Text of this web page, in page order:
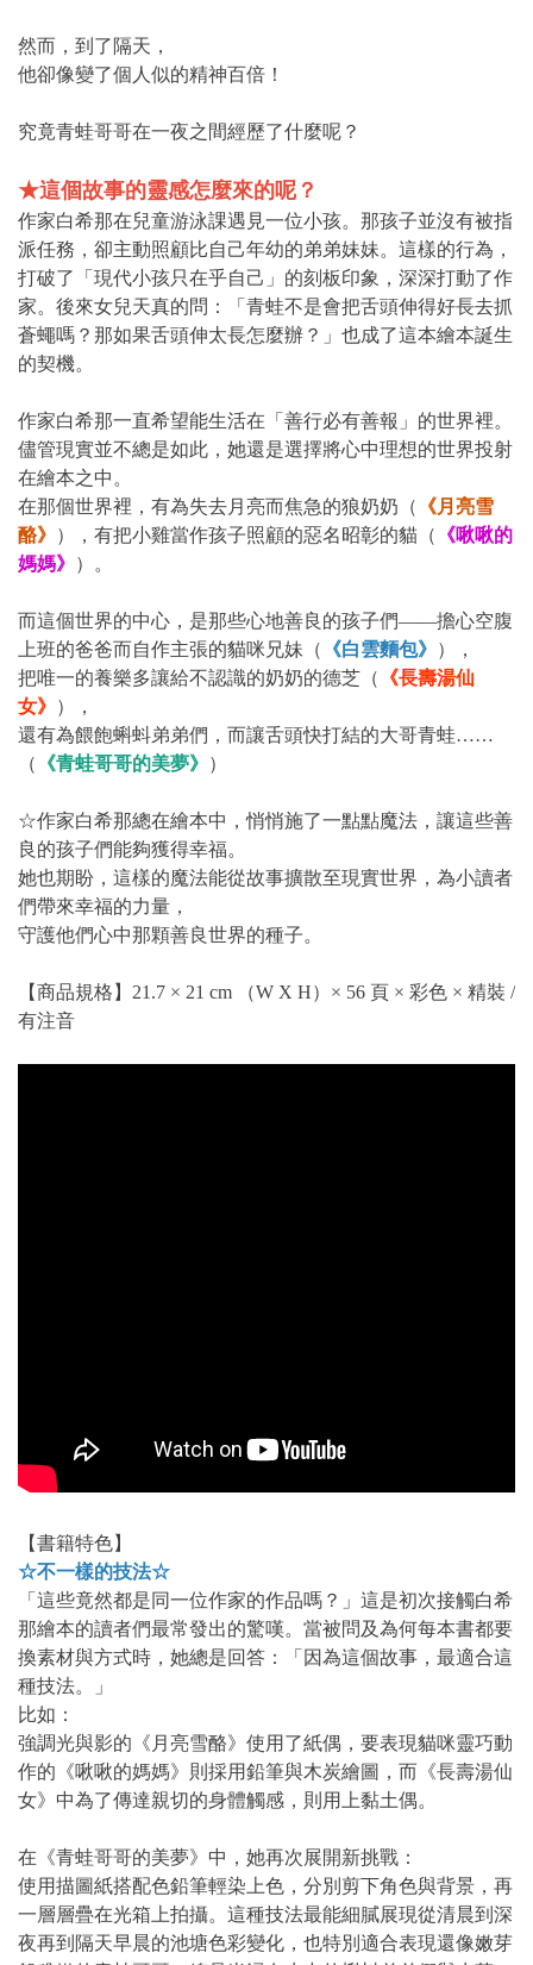
然而，到了隔天，
他卻像變了個人似的精神百倍！
究竟青蛙哥哥在一夜之間經歷了什麼呢？
★這個故事的靈感怎麼來的呢？
作家白希那在兒童游泳課遇見一位小孩。那孩子並沒有被指
派任務，卻主動照顧比自己年幼的弟弟妹妹。這樣的行為，
打破了「現代小孩只在乎自己」的刻板印象，深深打動了作
家。後來女兒天真的問：「青蛙不是會把舌頭伸得好長去抓
蒼蠅嗎？那如果舌頭伸太長怎麼辦？」也成了這本繪本誕生
的契機。
作家白希那一直希望能生活在「善行必有善報」的世界裡。
儘管現實並不總是如此，她還是選擇將心中理想的世界投射
在繪本之中。
在那個世界裡，有為失去月亮而焦急的狼奶奶（
《月亮雪
酪》 ），有把小雞當作孩子照顧的惡名昭彰的貓（
《啾啾的
媽媽》 ）。
而這個世界的中心，是那些心地善良的孩子們——擔心空腹
上班的爸爸而自作主張的貓咪兄妹（
《白雲麵包》 ），
把唯一的養樂多讓給不認識的奶奶的德芝（
《長壽湯仙
女》 ），
還有為餵飽蝌蚪弟弟們，而讓舌頭快打結的大哥青蛙……
（
《青蛙哥哥的美夢》 ）
☆作家白希那總在繪本中，悄悄施了一點點魔法，讓這些善
良的孩子們能夠獲得幸福。
她也期盼，這樣的魔法能從故事擴散至現實世界，為小讀者
們帶來幸福的力量，
守護他們心中那顆善良世界的種子。
【商品規格】21.7 × 21 cm （W X H）× 56 頁 × 彩色 × 精裝 /
有注音
【書籍特色】
☆不一樣的技法☆
「這些竟然都是同一位作家的作品嗎？」這是初次接觸白希
那繪本的讀者們最常發出的驚嘆。當被問及為何每本書都要
換素材與方式時，她總是回答：「因為這個故事，最適合這
種技法。」
比如：
強調光與影的《月亮雪酪》使用了紙偶，要表現貓咪靈巧動
作的《啾啾的媽媽》則採用鉛筆與木炭繪圖，而《長壽湯仙
女》中為了傳達親切的身體觸感，則用上黏土偶。
在《青蛙哥哥的美夢》中，她再次展開新挑戰：
使用描圖紙搭配色鉛筆輕染上色，分別剪下角色與背景，再
一層層疊在光箱上拍攝。這種技法最能細膩展現從清晨到深
夜再到隔天早晨的池塘色彩變化，也特別適合表現還像嫩芽